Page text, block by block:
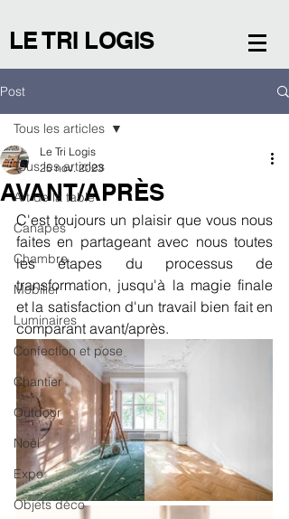
LE TRI LOGIS
Post
Tous les articles
Art de la table
Canapés
Chambre
Mobilier
Luminaires
Confection et pose
Chantier
Outdoor
Noël
Expo
Objets déco
Tous les articles
AVANT/APRÈS
Le Tri Logis
25 nov. 2023
C'est toujours un plaisir que vous nous
faites en partageant avec nous toutes
les étapes du processus de
transformation, jusqu'à la magie finale
et la satisfaction d'un travail bien fait en
comparant avant/après.